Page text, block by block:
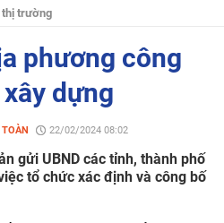
thị trường
phương công
dựng
22/02/2024 08:02
gửi UBND các tỉnh, thành phố
tổ chức xác định và công bố